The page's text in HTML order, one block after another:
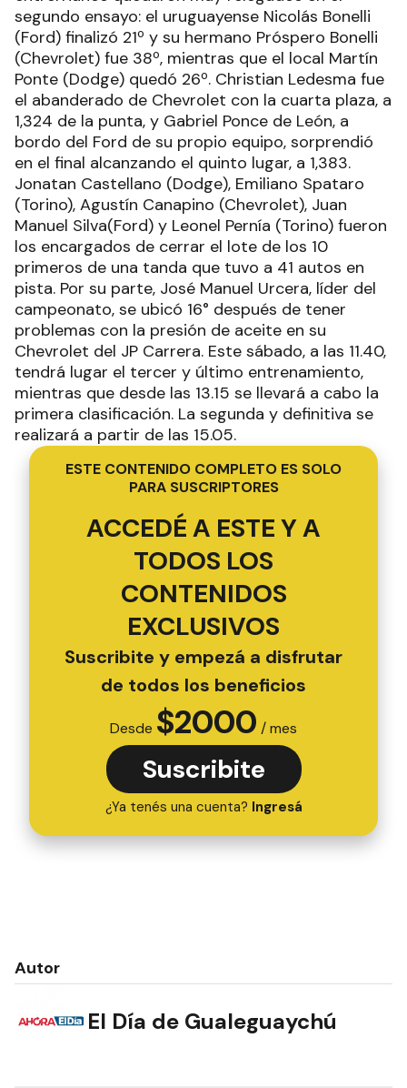
segundo ensayo: el uruguayense Nicolás Bonelli
(Ford) finalizó 21º y su hermano Próspero Bonelli
(Chevrolet) fue 38º, mientras que el local Martín
Ponte (Dodge) quedó 26º. Christian Ledesma fue
el abanderado de Chevrolet con la cuarta plaza, a
1,324 de la punta, y Gabriel Ponce de León, a
bordo del Ford de su propio equipo, sorprendió
en el final alcanzando el quinto lugar, a 1,383.
Jonatan Castellano (Dodge), Emiliano Spataro
(Torino), Agustín Canapino (Chevrolet), Juan
Manuel Silva(Ford) y Leonel Pernía (Torino) fueron
los encargados de cerrar el lote de los 10
primeros de una tanda que tuvo a 41 autos en
pista. Por su parte, José Manuel Urcera, líder del
campeonato, se ubicó 16° después de tener
problemas con la presión de aceite en su
Chevrolet del JP Carrera. Este sábado, a las 11.40,
tendrá lugar el tercer y último entrenamiento,
mientras que desde las 13.15 se llevará a cabo la
primera clasificación. La segunda y definitiva se
realizará a partir de las 15.05.
ESTE CONTENIDO COMPLETO ES SOLO
PARA SUSCRIPTORES
ACCEDÉ A ESTE Y A
TODOS LOS
CONTENIDOS
EXCLUSIVOS
Suscribite y empezá a disfrutar
de todos los beneficios
Desde $2000 / mes
Suscribite
¿Ya tenés una cuenta? Ingresá
Autor
El Día de Gualeguaychú